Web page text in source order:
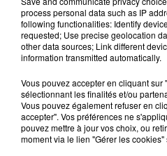
ans
NOS AUTRES
process personal data such as IP
following functionalities: Identify
requested; Use precise geolocation
other data sources; Link different
information transmitted automatically.
Vous pouvez accepter en cliquant sur
sélectionnant les finalités et/ou
Vous pouvez également refuser en
accepter". Vos préférences ne
pouvez mettre à jour vos choix, ou
moment via le lien "Gérer les